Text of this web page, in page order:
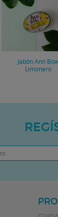
Jabón Ann
Limonero